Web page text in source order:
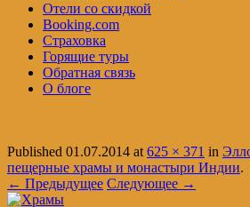
Отели со скидкой
Booking.com
Страховка
Горящие туры
Обратная связь
О блоге
Published 01.07.2014 at625 × 371 in
пещерные храмы и монастыри Индии.
← Предыдущее Следующее →